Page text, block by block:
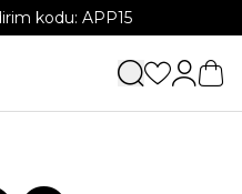
kodu: APP15